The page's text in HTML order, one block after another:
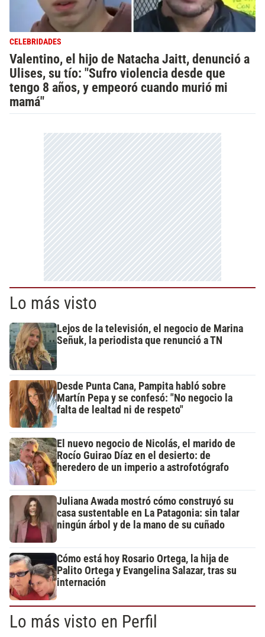
CELEBRIDADES
Valentino, el hijo de Natacha Jaitt, denunció a
Ulises, su tío: "Sufro violencia desde que
tengo 8 años, y empeoró cuando murió mi
mamá"
Lo más visto
Lejos de la televisión, el negocio de Marina
Señuk, la periodista que renunció a TN
Desde Punta Cana, Pampita habló sobre
Martín Pepa y se confesó: "No negocio la
falta de lealtad ni de respeto"
El nuevo negocio de Nicolás, el marido de
Rocío Guirao Díaz en el desierto: de
heredero de un imperio a astrofotógrafo
Juliana Awada mostró cómo construyó su
casa sustentable en La Patagonia: sin talar
ningún árbol y de la mano de su cuñado
Cómo está hoy Rosario Ortega, la hija de
Palito Ortega y Evangelina Salazar, tras su
internación
Lo más visto en Perfil